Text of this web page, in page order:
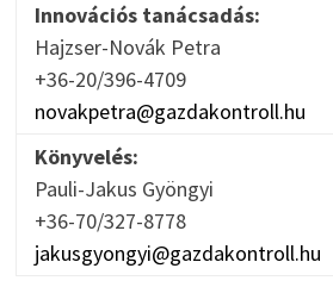
Innovációs tanácsadás:
Hajzser-Novák Petra
+36-20/396-4709
novakpetra@gazdakontroll.hu
Könyvelés:
Pauli-Jakus Gyöngyi
+36-70/327-8778
jakusgyongyi@gazdakontroll.hu